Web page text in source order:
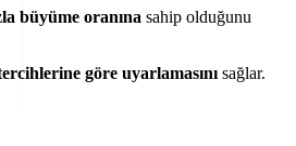
büyüme oranına sahip olduğunu
göre uyarlamasını sağlar.